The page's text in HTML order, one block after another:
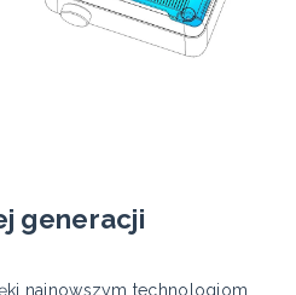
generacji
najnowszym technologiom